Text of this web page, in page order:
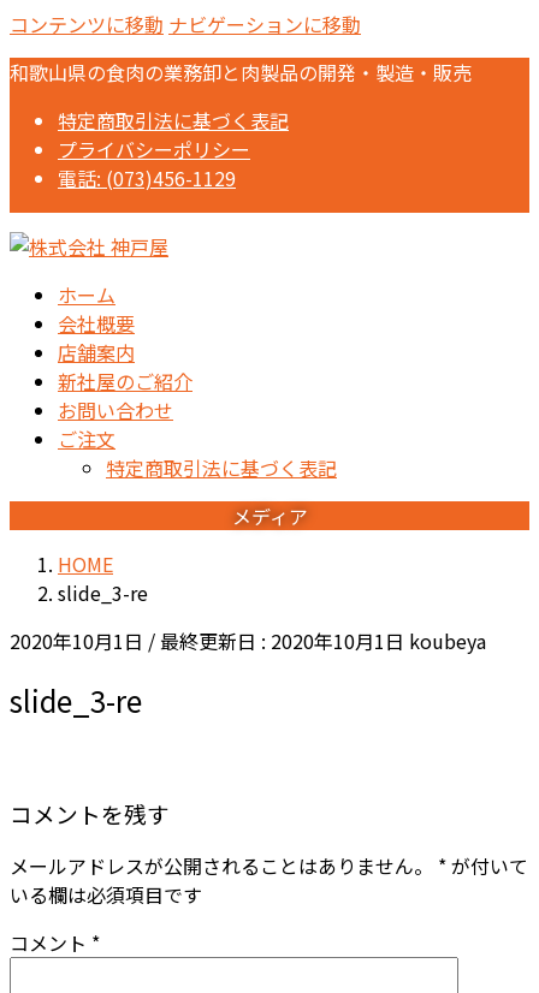
コンテンツに移動 ナビゲーションに移動
和歌山県の食肉の業務卸と肉製品の開発・製造・販売
特定商取引法に基づく表記
プライバシーポリシー
電話: (073)456-1129
ホーム
会社概要
店舗案内
新社屋のご紹介
お問い合わせ
ご注文
特定商取引法に基づく表記
メディア
HOME
slide_3-re
2020年10月1日 / 最終更新日 : 2020年10月1日 koubeya
slide_3-re
コメントを残す
メールアドレスが公開されることはありません。 *が付いて
いる欄は必須項目です
コメント *